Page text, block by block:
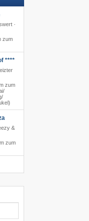
·
zum
****
zum
&
zum